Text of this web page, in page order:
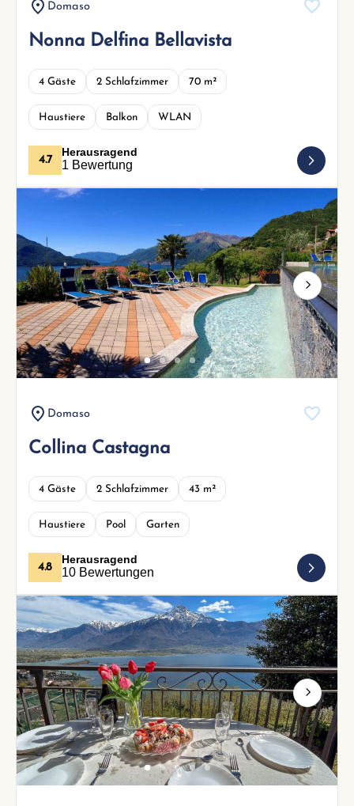
Domaso
Nonna Delfina Bellavista
4 Gäste 2 Schlafzimmer 70 m²
Haustiere Balkon WLAN
4.7
Herausragend
1 Bewertung
Next
Domaso
Collina Castagna
4 Gäste 2 Schlafzimmer 43 m²
Haustiere Pool Garten
4.8
Herausragend
10 Bewertungen
Next